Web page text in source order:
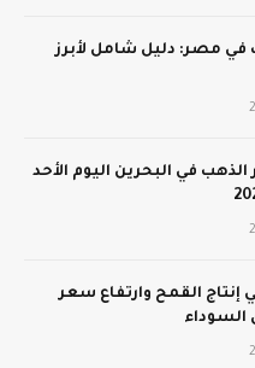
في مصر: دليل شامل لأبرز
في البحرين اليوم الأحد
إنتاج القمح وارتفاع سعر
السوداء